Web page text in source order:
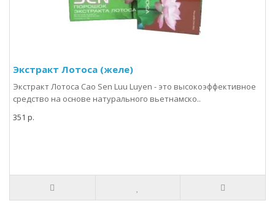
Экстракт Лотоса (желе)
Экстракт Лотоса Cao Sen Luu Luyen - это высокоэффективное
средство на основе натурального вьетнамско..
351 р.